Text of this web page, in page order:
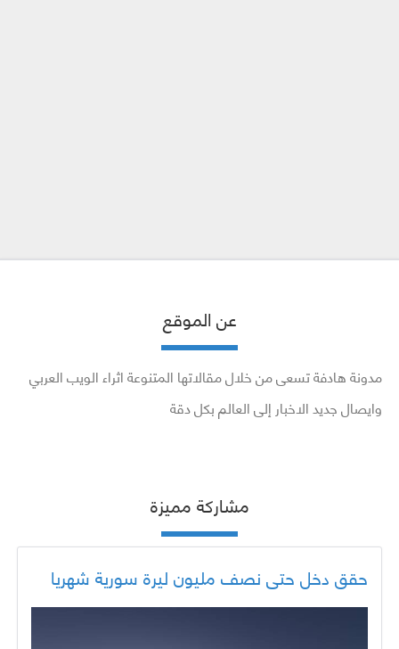
عن الموقع
مدونة هادفة تسعى من خلال مقالاتها المتنوعة اثراء الويب العربي
وايصال جديد الاخبار إلى العالم بكل دقة
مشاركة مميزة
حقق دخل حتى نصف مليون ليرة سورية شهريا